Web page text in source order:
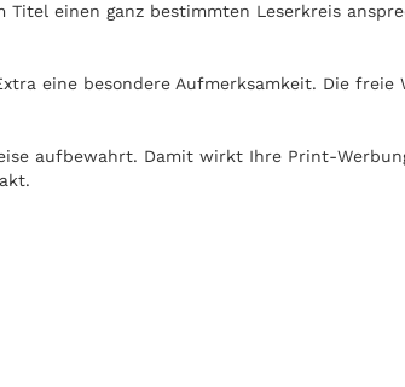
einen ganz bestimmten Leserkreis
eine besondere Aufmerksamkeit. Die
aufbewahrt. Damit wirkt Ihre Print-